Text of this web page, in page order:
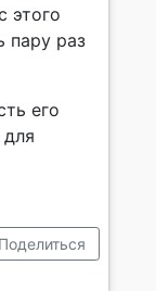
этого
пару раз
его
Поделиться